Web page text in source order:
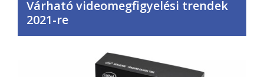
Várható videomegfigyelési trendek
2021-re